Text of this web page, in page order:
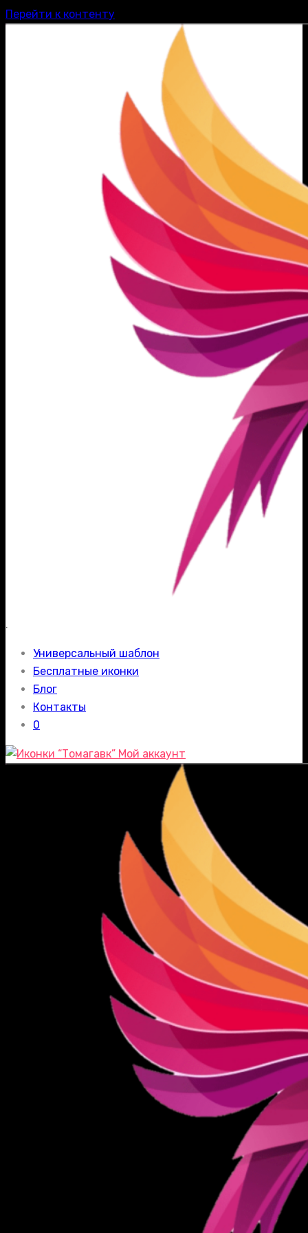
Перейти к контенту
.
Универсальный шаблон
Бесплатные иконки
Блог
Контакты
0
Мой аккаунт